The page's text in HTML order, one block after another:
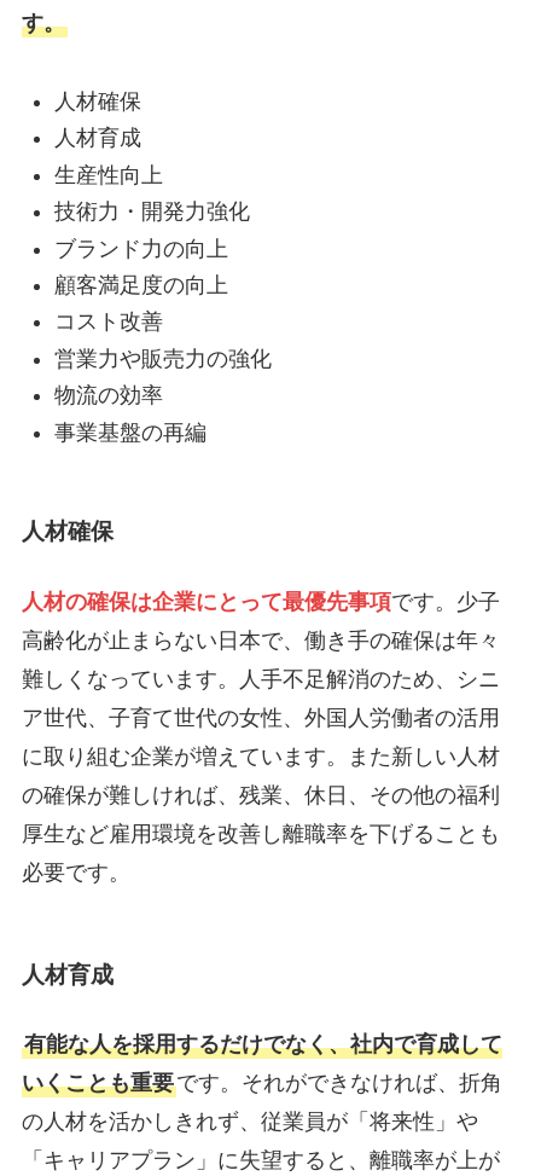
す。
人材確保
人材育成
生産性向上
技術力・開発力強化
ブランド力の向上
顧客満足度の向上
コスト改善
営業力や販売力の強化
物流の効率
事業基盤の再編
人材確保
人材の確保は企業にとって最優先事項です。少子
高齢化が止まらない日本で、働き手の確保は年々
難しくなっています。人手不足解消のため、シニ
ア世代、子育て世代の女性、外国人労働者の活用
に取り組む企業が増えています。また新しい人材
の確保が難しければ、残業、休日、その他の福利
厚生など雇用環境を改善し離職率を下げることも
必要です。
人材育成
有能な人を採用するだけでなく、社内で育成して
いくことも重要です。それができなければ、折角
の人材を活かしきれず、従業員が「将来性」や
「キャリアプラン」に失望すると、離職率が上が